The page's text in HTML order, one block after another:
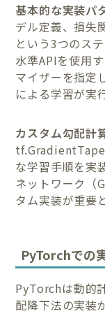
基本的な実装パ
デル定義、損失
という3つのス
水準APIを使用
マイザーを指定
による学習が実
カスタム勾配計
tf.GradientTape
な学習手順を実
ネットワーク（
タム実装が重要
PyTorchでの
PyTorchは動的
配降下法の実装